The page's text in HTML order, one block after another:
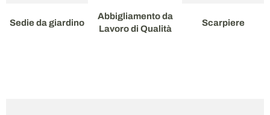
Sedie da giardino
Abbigliamento da
Lavoro di Qualità
Scarpiere